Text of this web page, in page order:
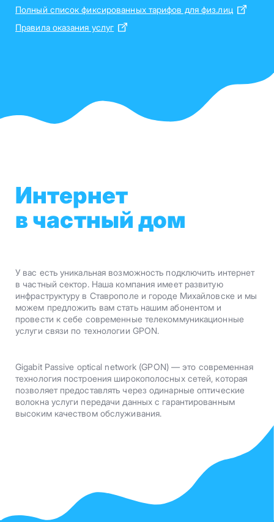
Полный список фиксированных тарифов для физ.лиц
Правила оказания услуг
Интернет
в частный дом
У вас есть уникальная возможность подключить интернет
в частный сектор. Наша компания имеет развитую
инфраструктуру в Ставрополе и городе Михайловске и мы
можем предложить вам стать нашим абонентом и
провести к себе современные телекоммуникационные
услуги связи по технологии GPON.
Gigabit Passive optical network (GPON) — это современная
технология построения широкополосных сетей, которая
позволяет предоставлять через одинарные оптические
волокна услуги передачи данных с гарантированным
высоким качеством обслуживания.